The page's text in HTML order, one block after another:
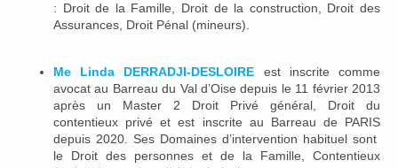
: Droit de la Famille, Droit de la construction, Droit des
Assurances, Droit Pénal (mineurs).
Me Linda DERRADJI-DESLOIRE est inscrite comme
avocat au Barreau du Val d’Oise depuis le 11 février 2013
après un Master 2 Droit Privé général, Droit du
contentieux privé et est inscrite au Barreau de PARIS
depuis 2020. Ses Domaines d’intervention habituel sont
le Droit des personnes et de la Famille, Contentieux